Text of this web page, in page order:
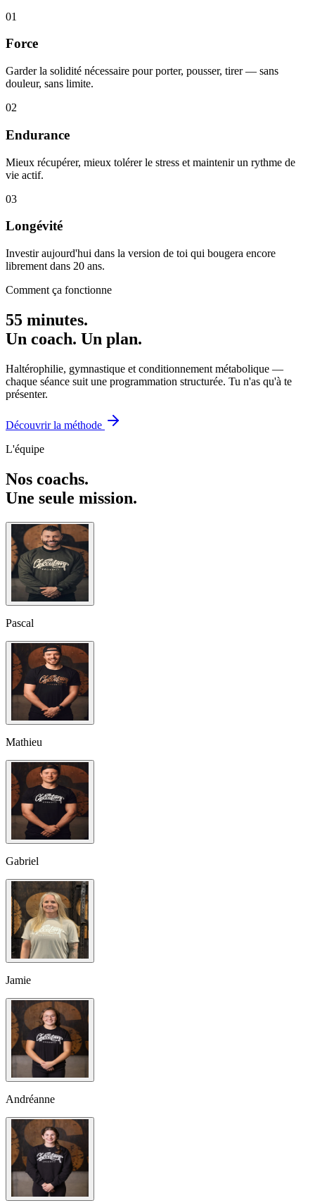
01
Force
Garder la solidité nécessaire pour porter, pousser, tirer — sans
douleur, sans limite.
02
Endurance
Mieux récupérer, mieux tolérer le stress et maintenir un rythme de
vie actif.
03
Longévité
Investir aujourd'hui dans la version de toi qui bougera encore
librement dans 20 ans.
Comment ça fonctionne
55 minutes.
Un coach. Un plan.
Haltérophilie, gymnastique et conditionnement métabolique —
chaque séance suit une programmation structurée. Tu n'as qu'à te
présenter.
Découvrir la méthode
L'équipe
Nos coachs.
Une seule mission.
Pascal
Mathieu
Gabriel
Jamie
Andréanne